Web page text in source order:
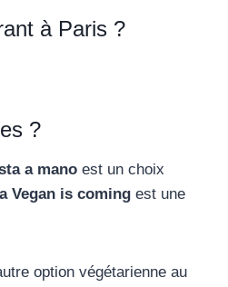
à Paris ?
?
a mano est un choix
Vegan is coming est une
option végétarienne au